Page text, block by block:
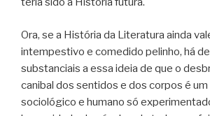
Ora, se a História da Literatura ainda
intempestivo e comedido pelinho, há
substanciais a essa ideia de que o
canibal dos sentidos e dos corpos é
sociológico e humano só